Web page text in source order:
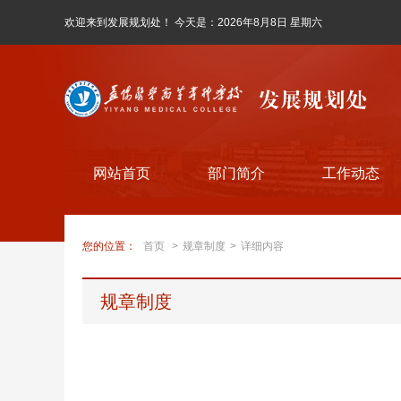
欢迎来到发展规划处！ 今天是： 2026年8月8日 星期六
网站首页 部门简介 工作动态
您的位置： 首页 > 规章制度 > 详细内容
规章制度